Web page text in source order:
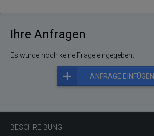
BESCHREIBUNG
Ihre Anfragen
Es wurde noch keine Frage eingegeben.
ANFRAGE EINFÜGEN